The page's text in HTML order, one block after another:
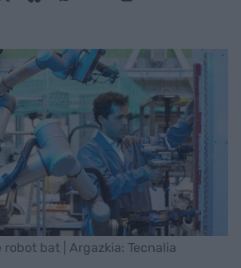
bat | Argazkia: Tecnalia